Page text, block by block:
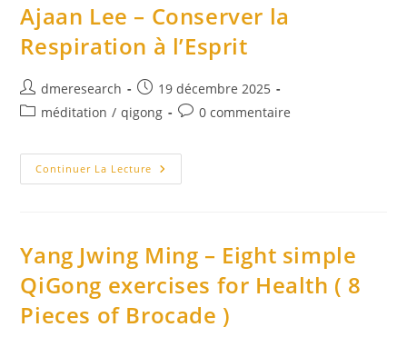
Ajaan Lee – Conserver la
Respiration à l’Esprit
Auteur/autrice
de
dmeresearch
Publication
publiée :
19 décembre 2025
Postméditation / qigong
Commentaires
la
0 commentaire
Continuer La Lecture Ajaan
Lee
À
L’Esprit
Yang Jwing Ming – Eight simple
QiGong exercises for Health ( 8
Pieces of Brocade )